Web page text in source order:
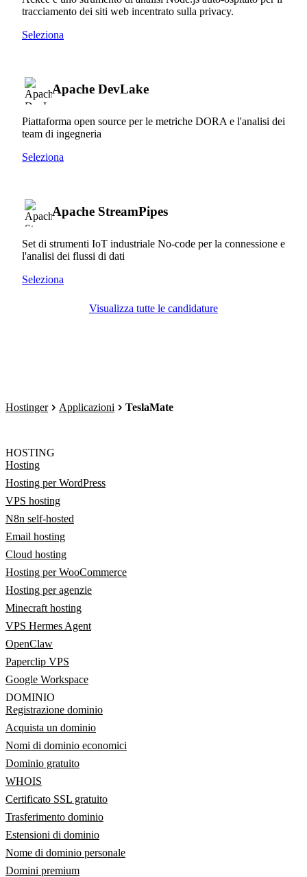
tracciamento dei siti web incentrato sulla privacy.
Seleziona
Apache DevLake
Piattaforma open source per le metriche DORA e l'analisi dei
team di ingegneria
Seleziona
Apache StreamPipes
Set di strumenti IoT industriale No-code per la connessione e
l'analisi dei flussi di dati
Seleziona
Visualizza tutte le candidature
Hostinger Applicazioni TeslaMate
HOSTING
Hosting
Hosting per WordPress
VPS hosting
N8n self-hosted
Email hosting
Cloud hosting
Hosting per WooCommerce
Hosting per agenzie
Minecraft hosting
VPS Hermes Agent
OpenClaw
Paperclip VPS
Google Workspace
DOMINIO
Registrazione dominio
Acquista un dominio
Nomi di dominio economici
Dominio gratuito
WHOIS
Certificato SSL gratuito
Trasferimento dominio
Estensioni di dominio
Nome di dominio personale
Domini premium